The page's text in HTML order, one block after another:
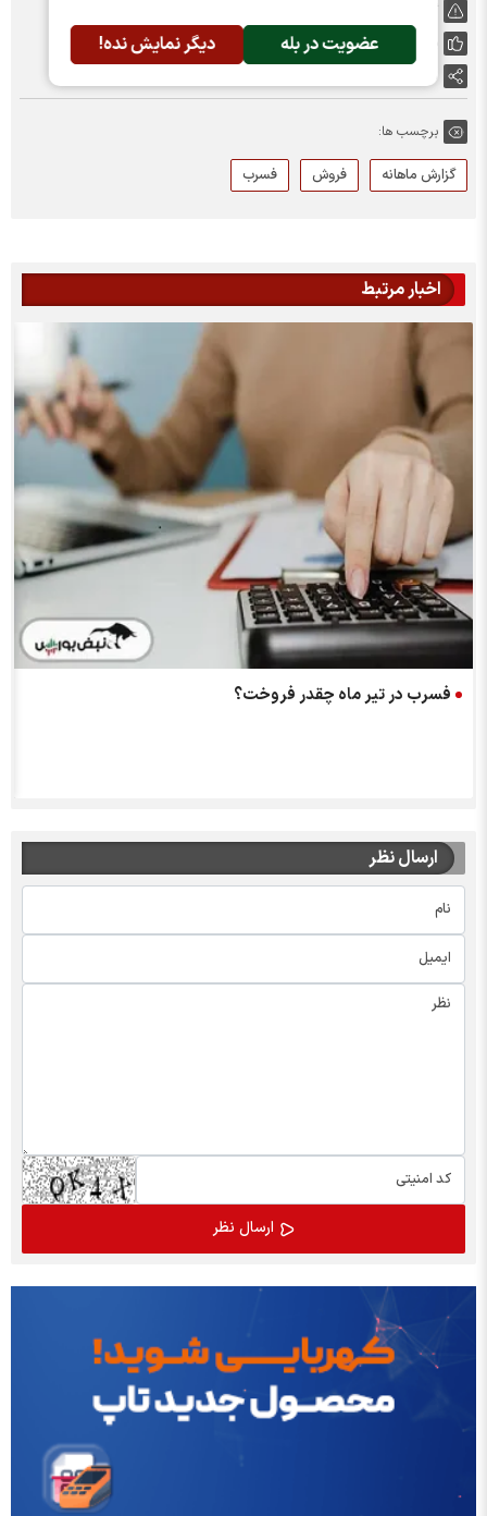
عضویت در بله دیگر نمایش نده!
اشتراک گذاری
برچسب ها:
گزارش ماهانه فروش فسرب
اخبار مرتبط
فسرب در تیر ماه چقدر فروخت؟
ارسال نظر